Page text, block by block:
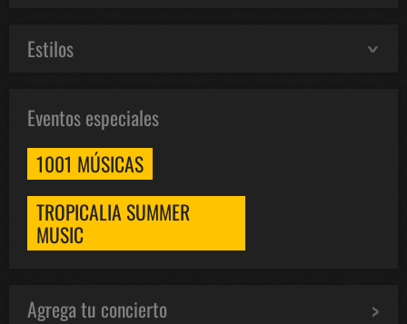
Estilos
Eventos especiales
1001 MÚSICAS
TROPICALIA SUMMER
MUSIC
Agrega tu concierto